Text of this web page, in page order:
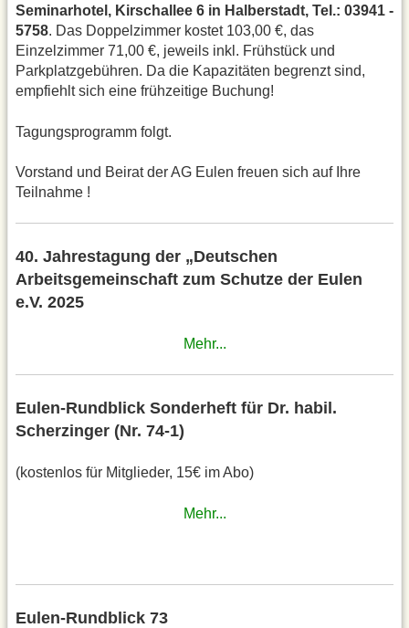
Seminarhotel, Kirschallee 6 in Halberstadt, Tel.: 03941 -
5758. Das Doppelzimmer kostet 103,00 €, das
Einzelzimmer 71,00 €, jeweils inkl. Frühstück und
Parkplatzgebühren. Da die Kapazitäten begrenzt sind,
empfiehlt sich eine frühzeitige Buchung!
Tagungsprogramm folgt.
Vorstand und Beirat der AG Eulen freuen sich auf Ihre
Teilnahme !
40. Jahrestagung der „Deutschen
Arbeitsgemeinschaft zum Schutze der Eulen
e.V. 2025
Mehr...
Eulen-Rundblick Sonderheft für Dr. habil.
Scherzinger (Nr. 74-1)
(kostenlos für Mitglieder, 15€ im Abo)
Mehr...
Eulen-Rundblick 73